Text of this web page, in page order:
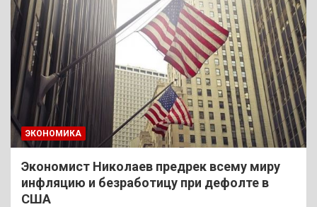
ЭКОНОМИКА
Экономист Николаев предрек всему миру
инфляцию и безработицу при дефолте в
США